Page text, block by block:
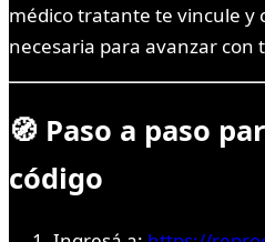
médico tratante te vincule y
necesaria para avanzar con
🧭 Paso a paso
código